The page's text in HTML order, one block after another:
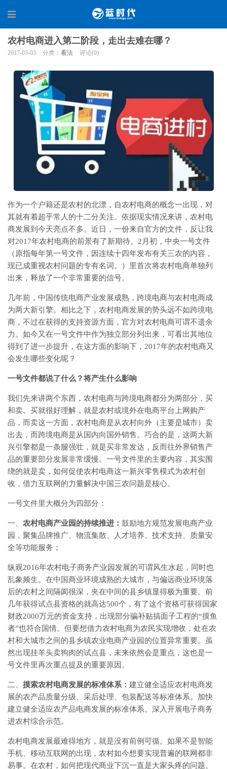
农村电商进入第二阶段，走出去难在哪？
2017-03-03 分类： 看法 评论(0)
作为一个户籍还是农村的北漂，自农村电商的概念一出现，对
其就有着超乎常人的十二分关注。依据现实情况来讲，农村电
商发展到今天亮点不多。近日，一份来自官方的文件，反让我
对2017年农村电商的前景有了新期待。2月初，中央一号文件
（原指每年第一号文件，因连续十四年发布有关三农的内容，
现已成重视农村问题的专有名词。）里首次将农村电商单独列
出来，释放了一个非常重要的信号。
几年前，中国传统电商产业发展成熟，跨境电商与农村电商成
为两大新引擎。相比之下，农村电商发展的势头远不如跨境电
商，不过在获得的支持资源方面，官方对农村电商可谓不遗余
力。如今又在一号文件中作为独立部分列出来，可看出其地位
得到了进一步提升，在这方面的影响下，2017年的农村电商又
会发生哪些变化呢？
一号文件都说了什么？将产生什么影响
我们先来讲两个东西，农村电商与跨境电商都分为两部分，买
和卖。买就很好理解，就是农村或境外在电商平台上网购产
品，而卖这一方面，农村电商是从农村向外（主要是城市）卖
出去，而跨境电商是从国内向国外销售。巧合的是，这两大新
兴引擎都是一条腿强壮，就是买非常发达，反而往外界销售产
品的重要部分发展非常缓慢。一号文件里的主要内容，其实围
绕的就是卖，如何促使农村电商这一新兴零售模式为农村创
收，借力互联网的力量解决中国三农问题是核心。
一号文件里大概分为四部分：
一、 农村电商产业园的持续推进： 鼓励地方规范发展电商产业
园，聚集品牌推广、物流集散、人才培养、技术支持、质量安
全等功能服务；
纵观2016年农村电子商务产业园发展的可谓风生水起，同时也
乱象频生。在中国商业环境成熟的大城市，与偏远商业环境落
后的农村之间隔阂很深，夹在中间的县乡镇显得极为重要。前
几年获得试点县资格的就高达500个，有了这个资格可获得国家
财政2000万元的资金支持，出现部分骗补贴搞面子工程的“摸鱼
者”也符合国情。但要想借力农村电商为农民实现增收，处在农
村和大城市之间的县乡镇农业电商产业园的位置异常重要。虽
然出现挂羊头卖狗肉的试点县，未来依然会是重点，这也是一
号文件里再次重点提及的重要原因。
二、 摸索农村电商发展的标准体系： 建立健全适应农村电商发
展的农产品质量分级、采后处理、包装配送等标准体系。加快
建立健全适应农产品电商发展的标准体系。深入开展电子商务
进农村综合示范。
农村电商发展最难得地方，就是没有前例可循。如果不是智能
手机、移动互联网的出现，农村如今想要实现普遍的联网都非
易事。在农村，如何把现代商业下沉一直是大家头疼的问题。